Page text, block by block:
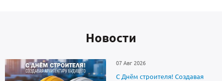
Новоcти
07 Авг 2026
С Днём строителя! Создавая